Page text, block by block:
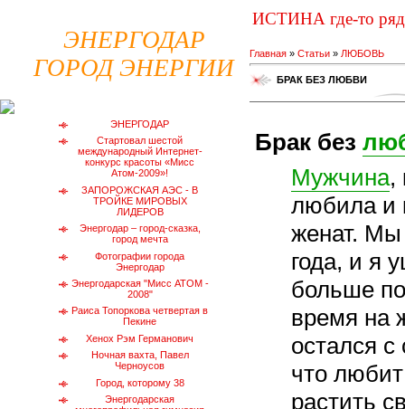
ЭНЕРГОДАР
ГОРОД ЭНЕРГИИ
ЭНЕРГОДАР
Стартовал шестой
международный Интернет-
конкурс красоты «Мисс
Атом-2009»!
ЗАПОРОЖСКАЯ АЭС - В
ТРОЙКЕ МИРОВЫХ
ЛИДЕРОВ
Энергодар – город-сказка,
город мечта
Фотографии города
Энергодар
Энергодарская "Мисс АТОМ -
2008"
Раиса Топоркова четвертая в
Пекине
Хенох Рэм Германович
Ночная вахта, Павел
Черноусов
Город, которому 38
Энергодарская
ИСТИНА где-то
Главная » Статьи » ЛЮБОВЬ
БРАК БЕЗ ЛЮБВИ
Брак без
Мужчина,
любила и
женат. Мы
года, и я
больше
время на
остался
что
растить